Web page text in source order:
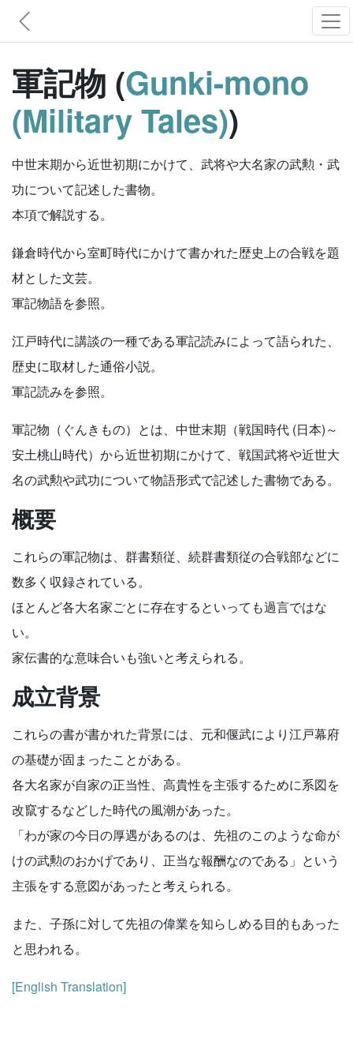
軍記物 (Gunki-mono
(Military Tales))
中世末期から近世初期にかけて、武将や大名家の武勲・武
功について記述した書物。
本項で解説する。
鎌倉時代から室町時代にかけて書かれた歴史上の合戦を題
材とした文芸。
軍記物語を参照。
江戸時代に講談の一種である軍記読みによって語られた、
歴史に取材した通俗小説。
軍記読みを参照。
軍記物（ぐんきもの）とは、中世末期（戦国時代 (日本)～
安土桃山時代）から近世初期にかけて、戦国武将や近世大
名の武勲や武功について物語形式で記述した書物である。
概要
これらの軍記物は、群書類従、続群書類従の合戦部などに
数多く収録されている。
ほとんど各大名家ごとに存在するといっても過言ではな
い。
家伝書的な意味合いも強いと考えられる。
成立背景
これらの書が書かれた背景には、元和偃武により江戸幕府
の基礎が固まったことがある。
各大名家が自家の正当性、高貴性を主張するために系図を
改竄するなどした時代の風潮があった。
「わが家の今日の厚遇があるのは、先祖のこのような命が
けの武勲のおかげであり、正当な報酬なのである」という
主張をする意図があったと考えられる。
また、子孫に対して先祖の偉業を知らしめる目的もあった
と思われる。
[English Translation]